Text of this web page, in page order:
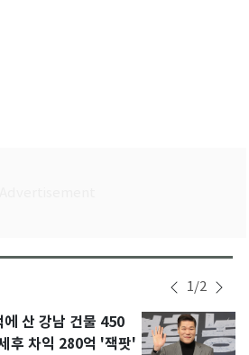
1/2
산 강남 건물 450
후 차익 280억 '잭팟'